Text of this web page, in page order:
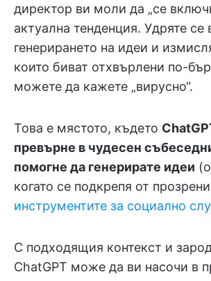
директор ви моли да „се
актуална тенденция. Удряте се
генерирането на идеи и
които биват отхвърлени по-
можете да кажете „вирусно“.
Това е мястото, където
превърне в чудесен
помогне да генерирате идеи
когато се подкрепя от
инструментите за социално
С подходящия контекст и
ChatGPT може да ви насочи в